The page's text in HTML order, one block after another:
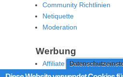
Community Richtlinien
Netiquette
Moderation
Werbung
Affiliate Offenlegung
Werben Sie auf MoW